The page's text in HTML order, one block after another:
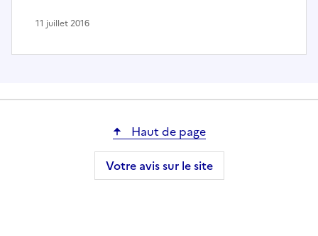
11 juillet 2016
Haut de page
Votre avis sur le site